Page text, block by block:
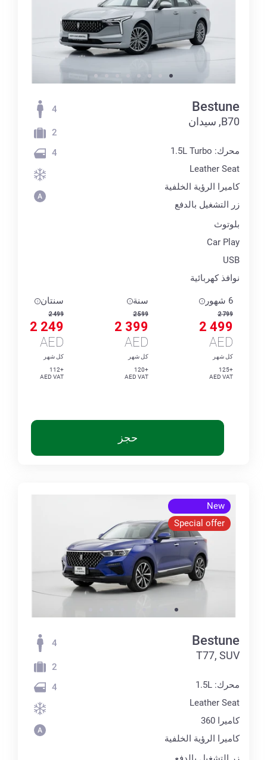
Bestune
B70, سيدان
محرك: 1.5L Turbo
Leather Seat
كاميرا الرؤية الخلفية
زر التشغيل بالدفع
بلوتوث
Car Play
USB
نوافذ كهربائية
4
2
4
6 شهور
2 799
2 499
AED
كل شهر
+125
AED VAT
سنة
2 599
2 399
AED
كل شهر
+120
AED VAT
سنتان
2 499
2 249
AED
كل شهر
+112
AED VAT
حجز
New
Special offer
Bestune
T77, SUV
محرك: 1.5L
Leather Seat
كاميرا 360
كاميرا الرؤية الخلفية
4
2
4